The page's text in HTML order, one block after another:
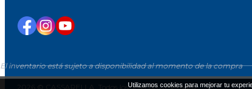
El inventario está sujeto a disponibilidad al momento de la compra
2026 © CASSARELLA. Todos los derechos resevados
Utilizamos cookies para mejorar tu